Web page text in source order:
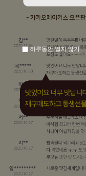
하루동안 열지 않기